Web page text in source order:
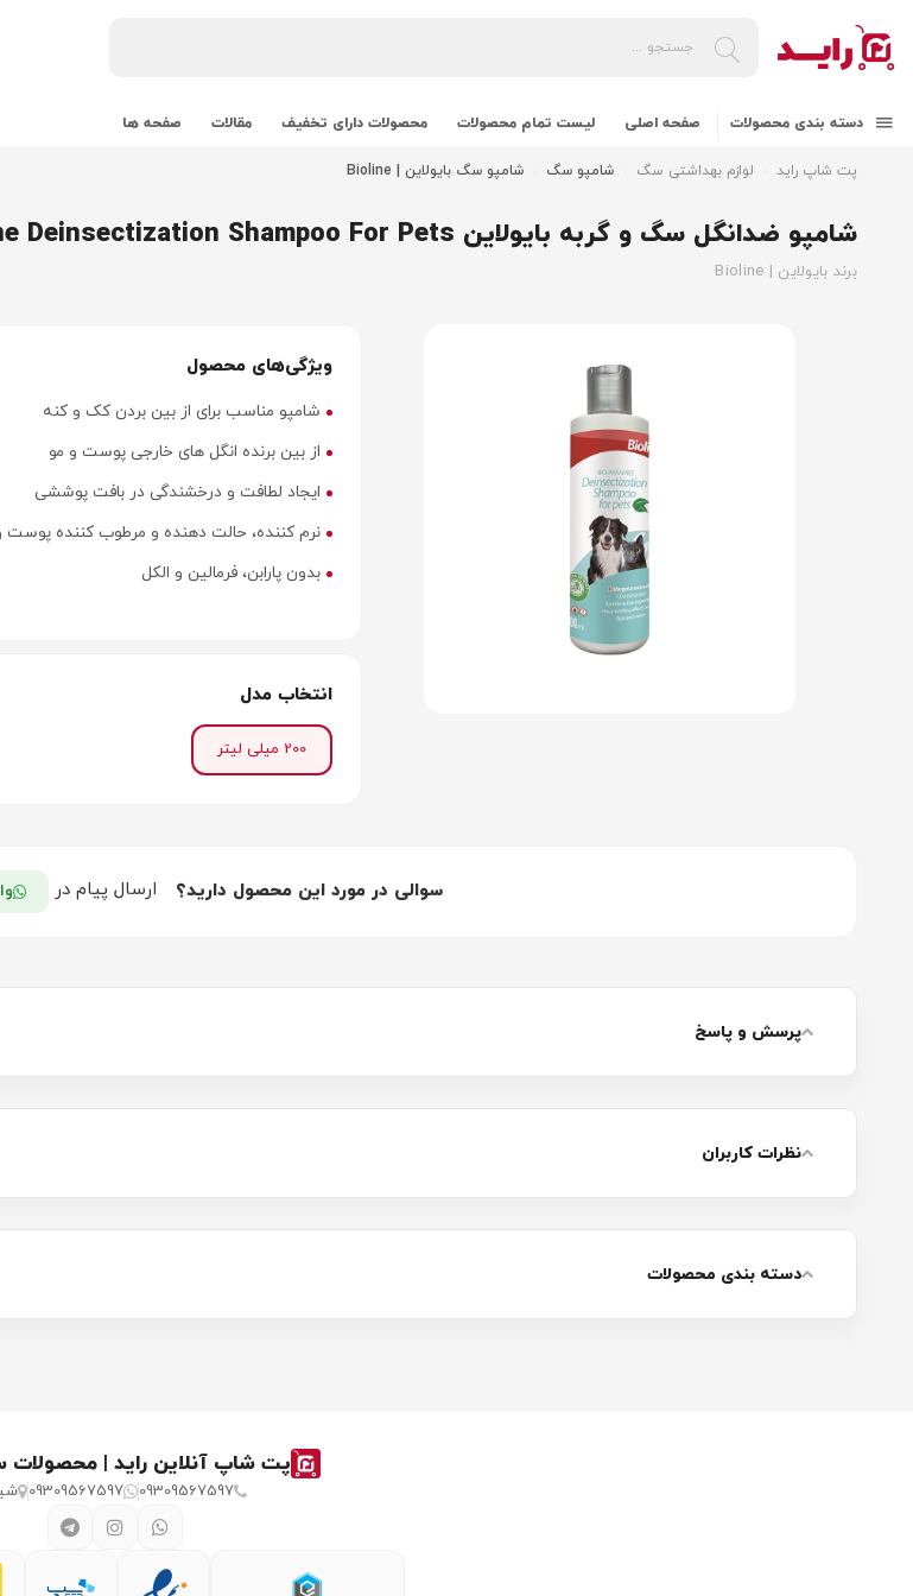
دسته بندی محصولات صفحه اصلی لیست تمام محصولات محصولات دارای تخفیف مقالات صفحه ها
پت شاپ راید لوازم بهداشتی سگ شامپو سگ شامپو سگ بایولاین | Bioline
شامپو ضدانگل سگ و گربه بایولاین Bioline Deinsectization Shampoo For Pets
برند بایولاین | Bioline
ویژگی‌های محصول
شامپو مناسب برای از بین بردن کک و کنه
از بین برنده انگل های خارجی پوست و مو
ایجاد لطافت و درخشندگی در بافت پوششی
نرم کننده، حالت دهنده و مرطوب کننده پوست
بدون پارابن، فرمالین و الکل
انتخاب مدل
200 میلی لیتر
سوالی در مورد این محصول دارید؟ ارسال پیام در
پرسش و پاسخ
نظرات کاربران
دسته بندی محصولات
پت شاپ آنلاین راید | محصولات
09309567597
09309567597